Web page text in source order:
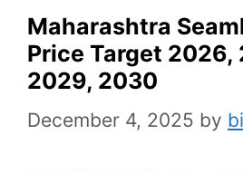
Maharashtra
Price Target 2026,
2029, 2030
December 4, 2025 by